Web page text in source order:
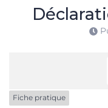
Fiche pratique